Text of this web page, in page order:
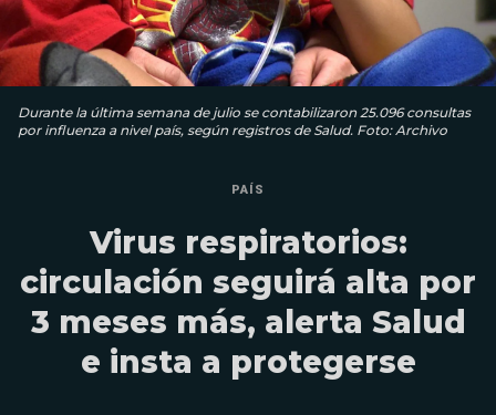
Durante la última semana de julio se contabilizaron 25.096 consultas
por influenza a nivel país, según registros de Salud. Foto: Archivo
PAÍS
Virus respiratorios:
circulación seguirá alta por
3 meses más, alerta Salud
e insta a protegerse